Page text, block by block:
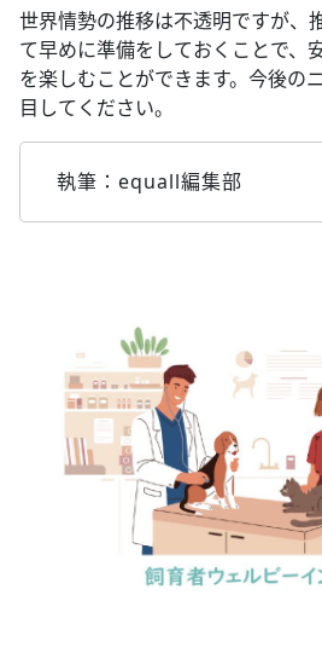
世界情勢の推移は不透明ですが、
て早めに準備をしておくことで、
を楽しむことができます。今後の
目してください。
執筆：equall編集部